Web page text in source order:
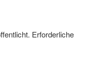
Erforderliche